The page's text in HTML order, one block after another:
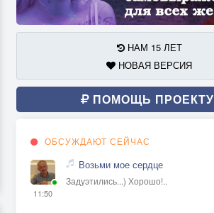
НАМ 15 ЛЕТ
НОВАЯ ВЕРСИЯ
ПОМОЩЬ ПРОЕКТУ
ОБСУЖДАЮТ СЕЙЧАС
11:50
Возьми мое сердце
Задуэтились...) Хорошо!..